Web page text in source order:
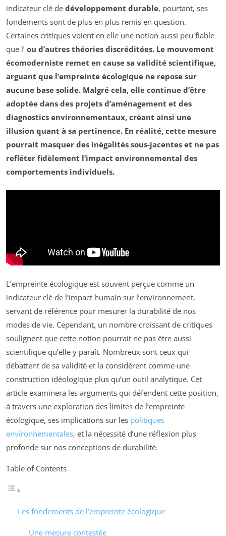
indicateur clé de développement durable, pourtant, ses
fondements sont de plus en plus remis en question.
Certaines critiques voient en elle une notion aussi peu fiable
que l’ ou d’autres théories discréditées. Le mouvement
écomoderniste remet en cause sa validité scientifique,
arguant que l’empreinte écologique ne repose sur
aucune base solide. Malgré cela, elle continue d’être
adoptée dans des projets d’aménagement et des
diagnostics environnementaux, créant ainsi une
illusion quant à sa pertinence. En réalité, cette mesure
pourrait masquer des inégalités sous-jacentes et ne pas
refléter fidèlement l’impact environnemental des
comportements individuels.
L’empreinte écologique est souvent perçue comme un
indicateur clé de l’impact humain sur l’environnement,
servant de référence pour mesurer la durabilité de nos
modes de vie. Cependant, un nombre croissant de critiques
soulignent que cette notion pourrait ne pas être aussi
scientifique qu’elle y paraît. Nombreux sont ceux qui
débattent de sa validité et la considèrent comme une
construction idéologique plus qu’un outil analytique. Cet
article examinera les arguments qui défendent cette position,
à travers une exploration des limites de l’empreinte
écologique, ses implications sur les politiques
environnementales, et la nécessité d’une réflexion plus
profonde sur nos conceptions de durabilité.
Table of Contents
Les fondements de l’empreinte écologique
Une mesure contestée